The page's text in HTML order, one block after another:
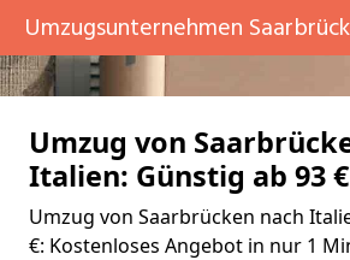
Umzugsunternehmen
Umzug von
Italien: Günstig ab 93 €
Umzug von Saarbrücken nach
€: Kostenloses Angebot in nur 1